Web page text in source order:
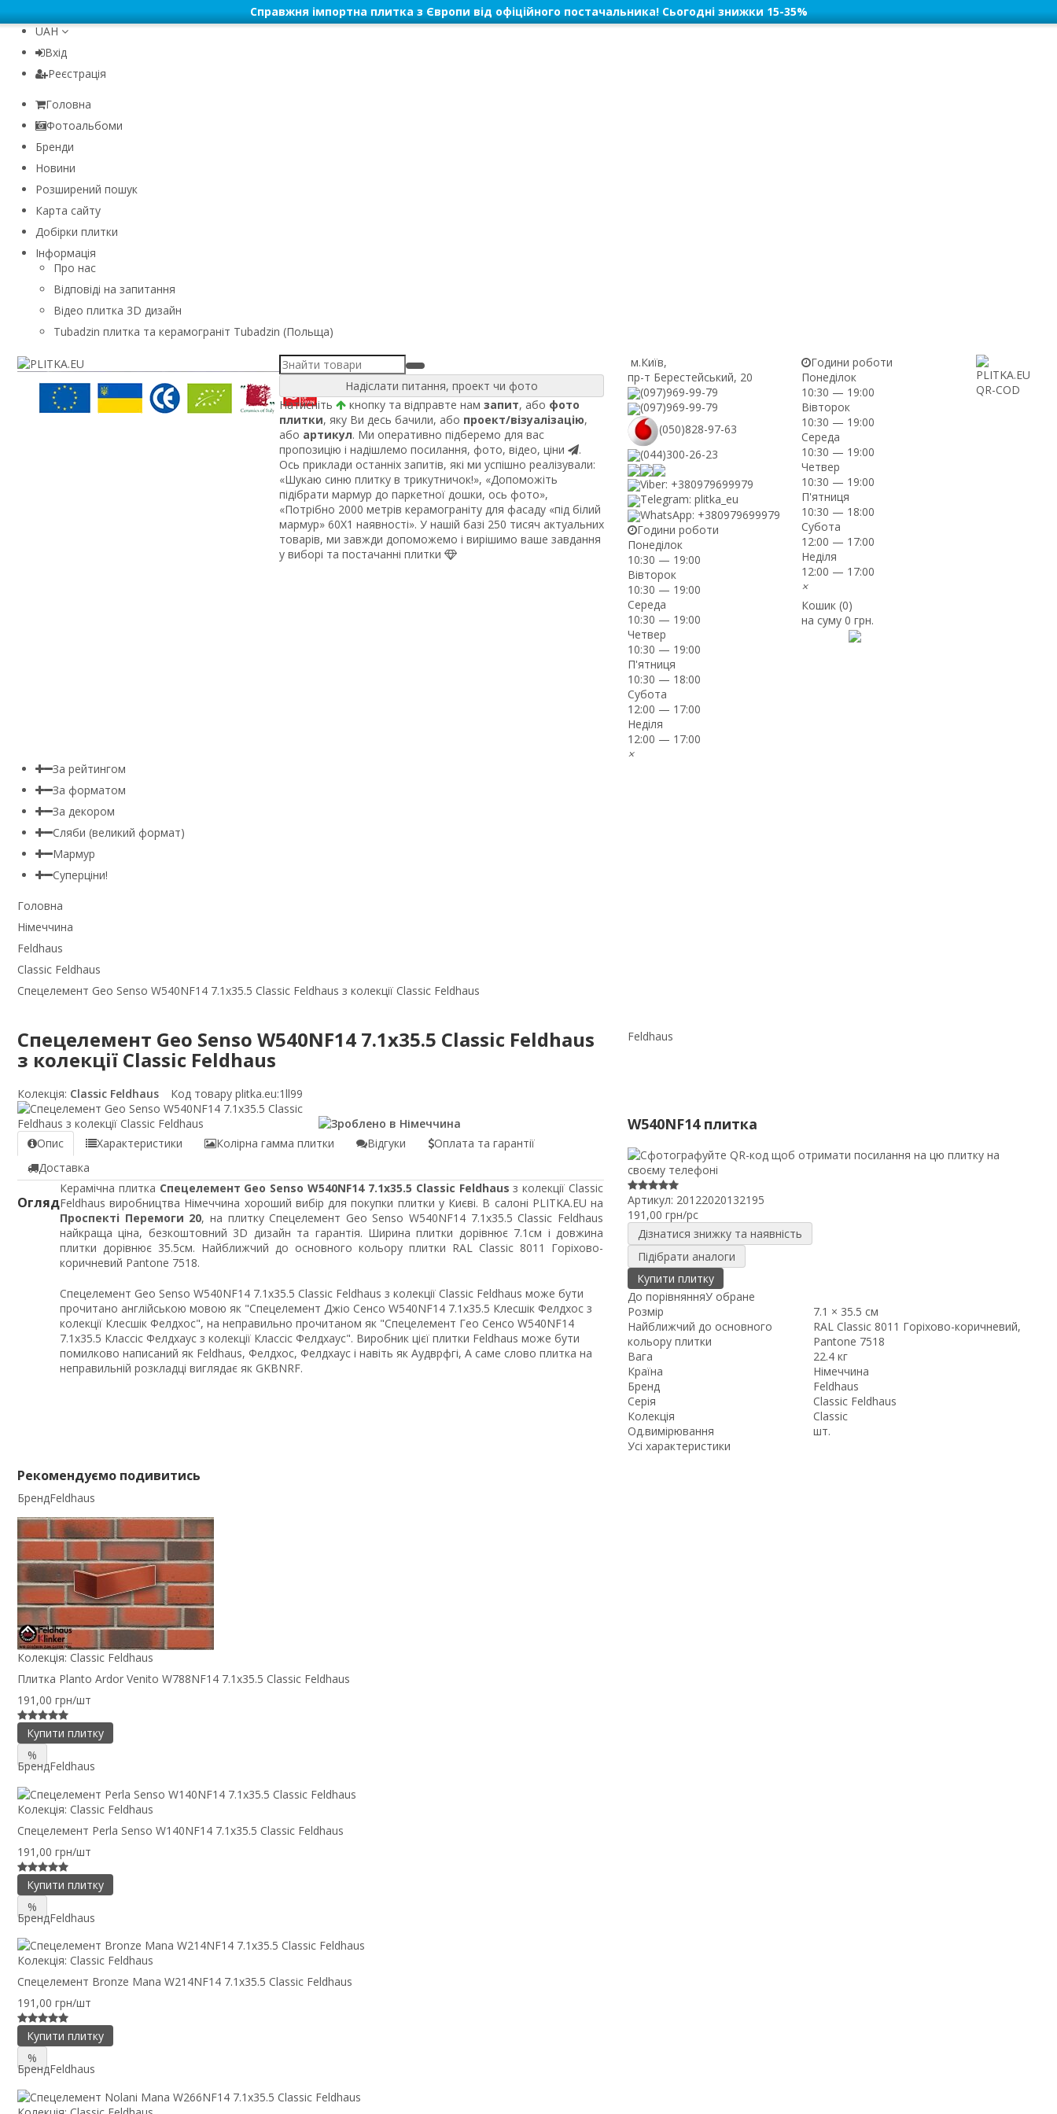
Справжня імпортна плитка з Європи від офіційного постачальника! Сьогодні знижки 15-35%
UAH
Вхід
Реєстрація
Головна
Фотоальбоми
Бренди
Новини
Розширений пошук
Карта сайту
Добірки плитки
Інформація
Про нас
Відповіді на запитання
Відео плитка 3D дизайн
Tubadzin плитка та керамограніт Tubadzin (Польща)
Надіслати питання, проект чи фото
Натисніть
кнопку та відправте нам запит, або фото
плитки, яку Ви десь бачили, або проект/візуалізацію,
або артикул. Ми оперативно підберемо для вас
пропозицію і надішлемо посилання, фото, відео, ціни
.
Ось приклади останніх запитів, які ми успішно реалізували:
«Шукаю синю плитку в трикутничок!», «Допоможіть
підібрати мармур до паркетної дошки, ось фото»,
«Потрібно 2000 метрів керамограніту для фасаду «під білий
мармур» 60Х1 наявності». У нашій базі 250 тисяч актуальних
товарів, ми завжди допоможемо і вирішимо ваше завдання
у виборі та постачанні плитки
м.Київ,
пр-т Берестейський, 20
(097)969-99-79
(097)969-99-79
(050)828-97-63
(044)300-26-23
Viber: +380979699979
Telegram: plitka_eu
WhatsApp: +380979699979
Години роботи
Понеділок
10:30 — 19:00
Вівторок
10:30 — 19:00
Середа
10:30 — 19:00
Четвер
10:30 — 19:00
П'ятниця
10:30 — 18:00
Субота
12:00 — 17:00
Неділя
12:00 — 17:00
×
Години роботи
Понеділок
10:30 — 19:00
Вівторок
10:30 — 19:00
Середа
10:30 — 19:00
Четвер
10:30 — 19:00
П'ятниця
10:30 — 18:00
Субота
12:00 — 17:00
Неділя
12:00 — 17:00
×
Кошик (0)
на суму0 грн.
За рейтингом
За форматом
За декором
Сляби (великий формат)
Мармур
Суперціни!
Головна
Німеччина
Feldhaus
Classic Feldhaus
Спецелемент Geo Senso W540NF14 7.1x35.5 Classic Feldhaus з колекції Classic Feldhaus
Спецелемент Geo Senso W540NF14 7.1x35.5 Classic Feldhaus
з колекції Classic Feldhaus
Feldhaus
Колекція: Classic Feldhaus Код товару plitka.eu:1ll99
Опис Характеристики Колірна гамма плитки Відгуки
Оплата та гарантії
Доставка
Огляд
Керамічна плитка Спецелемент Geo Senso W540NF14 7.1x35.5 Classic Feldhaus з колекції Classic
Feldhaus виробництва Німеччина хороший вибір для покупки плитки у Києві. В салоні PLITKA.EU на
Проспекті Перемоги 20, на плитку Спецелемент Geo Senso W540NF14 7.1x35.5 Classic Feldhaus
найкраща ціна, безкоштовний 3D дизайн та гарантія. Ширина плитки дорівнює 7.1см і довжина
плитки дорівнює 35.5см. Найближчий до основного кольору плитки RAL Classic 8011 Горіхово-
коричневий Pantone 7518.
Спецелемент Geo Senso W540NF14 7.1x35.5 Classic Feldhaus з колекції Classic Feldhaus може бути
прочитано англійською мовою як "Спецелемент Джіо Сенсо W540NF14 7.1x35.5 Клесшік Фелдхос з
колекції Клесшік Фелдхос", на неправильно прочитаном як "Спецелемент Гео Сенсо W540NF14
7.1x35.5 Классіс Фелдхаус з колекції Классіс Фелдхаус". Виробник цієї плитки Feldhaus може бути
помилково написаний як Feldhaus, Фелдхос, Фелдхаус і навіть як Аудврфгі, А саме слово плитка на
неправильній розкладці виглядає як GKBNRF.
W540NF14 плитка
Артикул: 20122020132195
191,00 грн/pc
Дізнатися знижку та наявність
Підібрати аналоги
Купити плитку
До порівнянняУ обране
Розмір
7.1 × 35.5 см
Найближчий до основного
кольору плитки
RAL Classic 8011 Горіхово-коричневий,
Pantone 7518
Вага
22.4 кг
Країна
Німеччина
Бренд
Feldhaus
Серія
Classic Feldhaus
Колекція
Classic
Од.вимірювання
шт.
Усі характеристики
Рекомендуємо подивитись
БрендFeldhaus
Колекція: Classic Feldhaus
Плитка Planto Ardor Venito W788NF14 7.1x35.5 Classic Feldhaus
191,00 грн/шт
Купити плитку
%
БрендFeldhaus
Колекція: Classic Feldhaus
Спецелемент Perla Senso W140NF14 7.1x35.5 Classic Feldhaus
191,00 грн/шт
Купити плитку
%
БрендFeldhaus
Колекція: Classic Feldhaus
Спецелемент Bronze Mana W214NF14 7.1x35.5 Classic Feldhaus
191,00 грн/шт
Купити плитку
%
БрендFeldhaus